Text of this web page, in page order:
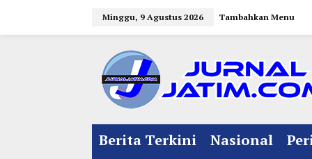
Minggu, 9 Agustus 2026 Tambahkan Menu
Berita Terkini Nasional